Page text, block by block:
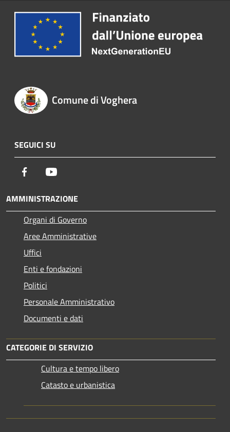
Comune di Voghera
SEGUICI SU
Facebook
AMMINISTRAZIONE
Organi di Governo
Aree Amministrative
Uffici
Enti e fondazioni
Politici
Personale Amministrativo
Documenti e dati
CATEGORIE DI SERVIZIO
Cultura e tempo libero
Catasto e urbanistica